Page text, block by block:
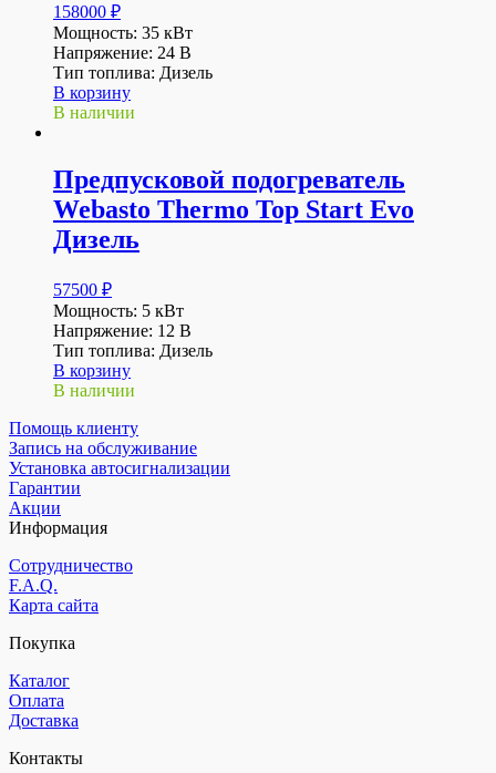
158000 ₽
Мощность: 35 кВт
Напряжение: 24 В
Тип топлива: Дизель
В корзину
В наличии
Предпусковой подогреватель
Webasto Thermo Top Start Evo
Дизель
57500 ₽
Мощность: 5 кВт
Напряжение: 12 В
Тип топлива: Дизель
В корзину
В наличии
Помощь клиенту
Запись на обслуживание
Установка автосигнализации
Гарантии
Акции
Информация
Сотрудничество
F.A.Q.
Карта сайта
Покупка
Каталог
Оплата
Доставка
Контакты